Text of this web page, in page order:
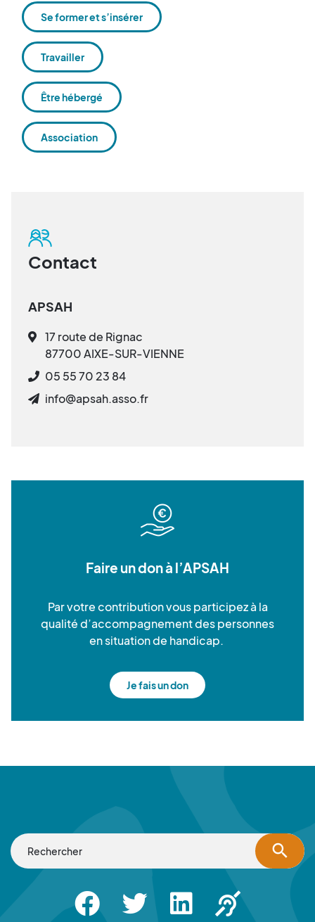
Se former et s’insérer
Travailler
Être hébergé
Association
Contact
APSAH
17 route de Rignac
87700 AIXE-SUR-VIENNE
05 55 70 23 84
info@apsah.asso.fr
Faire un don à l’APSAH
Par votre contribution vous participez à la
qualité d’accompagnement des personnes
en situation de handicap.
Je fais un don
search
FacebookTwitter LinkedinApsah Sourd